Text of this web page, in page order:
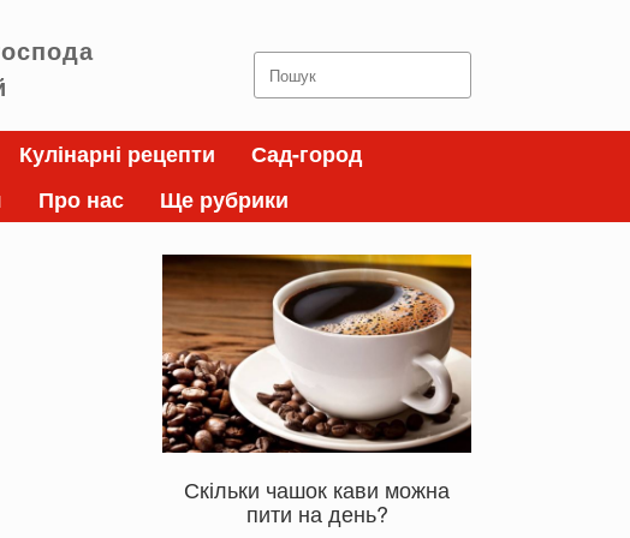
Search
for:
Кулінарні рецепти
Сад-город
Про нас Ще рубрики
Скільки чашок кави можна
пити на день?